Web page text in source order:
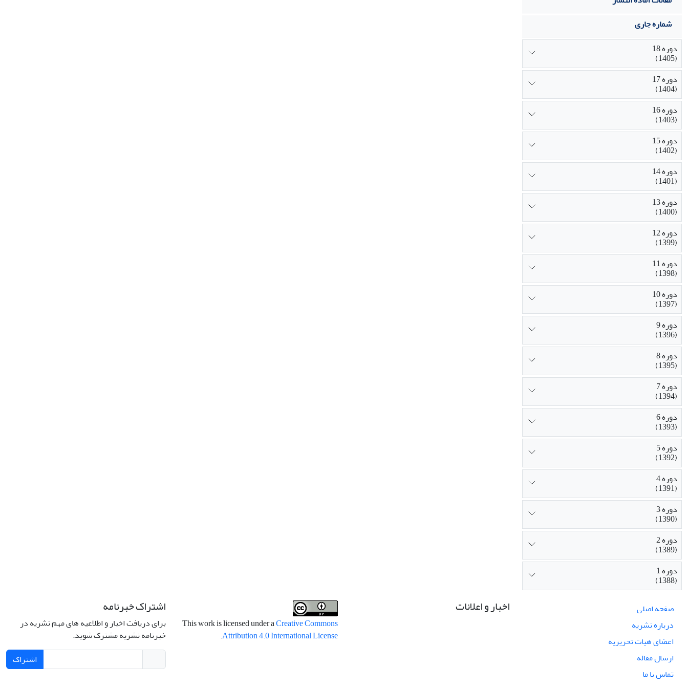
شماره جاری
دوره 18
(1405)
دوره 17
(1404)
دوره 16
(1403)
دوره 15
(1402)
دوره 14
(1401)
دوره 13
(1400)
دوره 12
(1399)
دوره 11
(1398)
دوره 10
(1397)
دوره 9
(1396)
دوره 8
(1395)
دوره 7
(1394)
دوره 6
(1393)
دوره 5
(1392)
دوره 4
(1391)
دوره 3
(1390)
دوره 2
(1389)
دوره 1
(1388)
صفحه اصلی
درباره نشریه
اعضای هیات تحریریه
ارسال مقاله
تماس با ما
اخبار و اعلانات
This work is licensed under aCreative Commons
Attribution 4.0 International License
.
اشتراک خبرنامه
برای دریافت اخبار و اطلاعیه های مهم نشریه در
خبرنامه نشریه مشترک شوید.
اشتراک